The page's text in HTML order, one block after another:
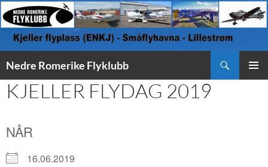
Nedre Romerike Flyklubb
TIL
INNHOLD
KJELLER FLYDAG 2019
NÅR
16.06.2019